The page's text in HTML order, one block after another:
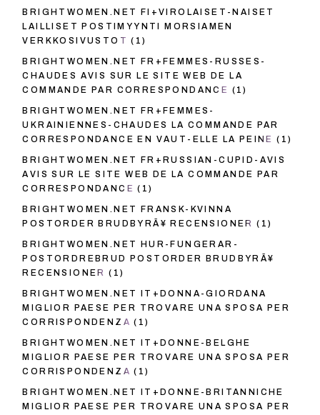
BRIGHTWOMEN.NET FI+VIROLAISET-NAISET
LAILLISET POSTIMYYNTI MORSIAMEN
VERKKOSIVUSTOT (1)
BRIGHTWOMEN.NET FR+FEMMES-RUSSES-
CHAUDES AVIS SUR LE SITE WEB DE LA
COMMANDE PAR CORRESPONDANCE (1)
BRIGHTWOMEN.NET FR+FEMMES-
UKRAINIENNES-CHAUDES LA COMMANDE PAR
CORRESPONDANCE EN VAUT-ELLE LA PEINE (1)
BRIGHTWOMEN.NET FR+RUSSIAN-CUPID-AVIS
AVIS SUR LE SITE WEB DE LA COMMANDE PAR
CORRESPONDANCE (1)
BRIGHTWOMEN.NET FRANSK-KVINNA
POSTORDER BRUDBYRÃ¥ RECENSIONER (1)
BRIGHTWOMEN.NET HUR-FUNGERAR-
POSTORDREBRUD POSTORDER BRUDBYRÃ¥
RECENSIONER (1)
BRIGHTWOMEN.NET IT+DONNA-GIORDANA
MIGLIOR PAESE PER TROVARE UNA SPOSA PER
CORRISPONDENZA (1)
BRIGHTWOMEN.NET IT+DONNE-BELGHE
MIGLIOR PAESE PER TROVARE UNA SPOSA PER
CORRISPONDENZA (1)
BRIGHTWOMEN.NET IT+DONNE-BRITANNICHE
MIGLIOR PAESE PER TROVARE UNA SPOSA PER